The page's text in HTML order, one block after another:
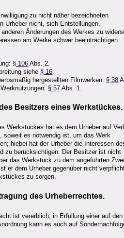
zu nicht näher bezeichneten
Urheber nicht, sich Entstellungen,
Änderungen des Werkes zu
am Werke schwer beeinträchtigen.
§ 106 Abs. 2.
siehe § 16
hergestellten Filmwerken: § 38
§ 57 Abs. 1.
Besitzers eines Werkstückes.
Werkstückes hat es dem Urheber auf
soweit es notwendig ist, um das Werk
hiebei hat der Urheber die Interessen
zu berücksichtigen. Der Besitzer ist nicht
das Werkstück zu dem angeführten
er dem Urheber gegenüber nicht
zu sorgen.
des Urheberrechtes.
ist vererblich; in Erfüllung einer auf den
kann es auch auf